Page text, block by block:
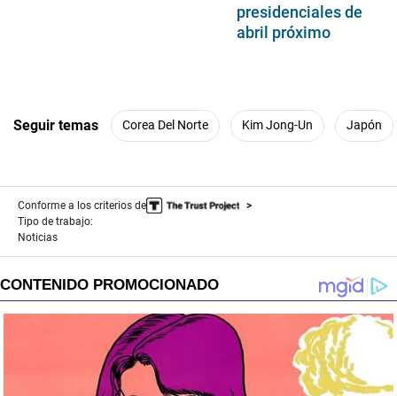
presidenciales de
abril próximo
Seguir temas Corea Del Norte Kim Jong-Un Japón
Conforme a los criterios de
Tipo de trabajo:
Noticias